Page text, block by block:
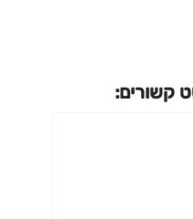
קשורים: